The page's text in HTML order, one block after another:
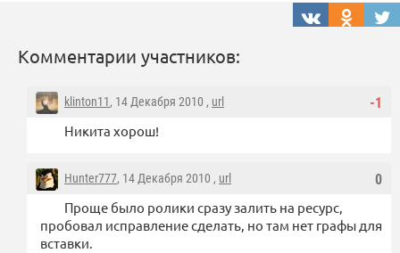
Комментарии участников:
-1
klinton11, 14 Декабря 2010 , url
Никита хорош!
0
Hunter777, 14 Декабря 2010 , url
Проще было ролики сразу залить на ресурс,
пробовал исправление сделать, но там нет графы для
вставки.